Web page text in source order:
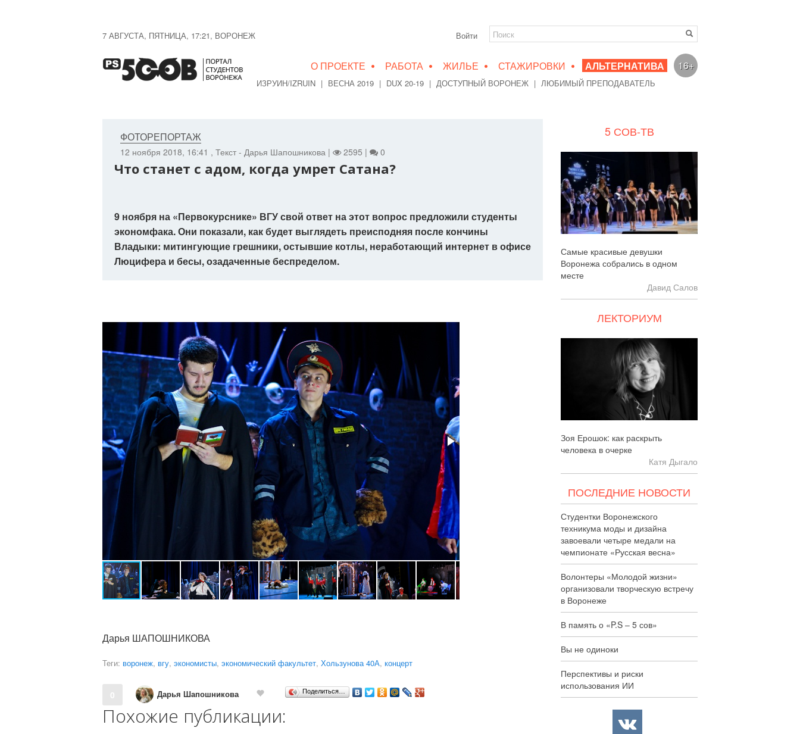
7 АВГУСТА, ПЯТНИЦА, 17:21, ВОРОНЕЖ Войти
О ПРОЕКТЕ • РАБОТА • ЖИЛЬЕ • СТАЖИРОВКИ • АЛЬТЕРНАТИВА
ИЗРУИН/IZRUIN | ВЕСНА 2019 | DUX 20-19 | ДОСТУПНЫЙ ВОРОНЕЖ | ЛЮБИМЫЙ ПРЕПОДАВАТЕЛЬ
16+
12 ноября 2018, 16:41 , Текст - Дарья Шапошникова | 2595 | 0
ФОТОРЕПОРТАЖ
Что станет с адом, когда умрет Сатана?
9 ноября на «Первокурснике» ВГУ свой ответ на этот вопрос предложили студенты
экономфака. Они показали, как будет выглядеть преисподняя после кончины
Владыки: митингующие грешники, остывшие котлы, неработающий интернет в офисе
Люцифера и бесы, озадаченные беспределом.
Дарья ШАПОШНИКОВА
Теги: воронеж, вгу, экономисты, экономический факультет, Хользунова 40А, концерт
0 Дарья Шапошникова Поделиться…
Похожие публикации:
5 СОВ-ТВ
Самые красивые девушки
Воронежа собрались в одном
месте
Давид Салов
ЛЕКТОРИУМ
Зоя Ерошок: как раскрыть
человека в очерке
Катя Дыгало
ПОСЛЕДНИЕ НОВОСТИ
Студентки Воронежского
техникума моды и дизайна
завоевали четыре медали на
чемпионате «Русская весна»
Волонтеры «Молодой жизни»
организовали творческую встречу
в Воронеже
В память о «P.S – 5 сов»
Вы не одиноки
Перспективы и риски
использования ИИ